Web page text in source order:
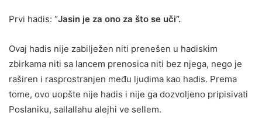
Prvi hadis: “Jasin je za ono za što se uči”.
Ovaj hadis nije zabilježen niti prenešen u hadiskim
zbirkama niti sa lancem prenosica niti bez njega, nego je
raširen i rasprostranjen među ljudima kao hadis. Prema
tome, ovo uopšte nije hadis i nije ga dozvoljeno pripisivati
Poslaniku, sallallahu alejhi ve sellem.